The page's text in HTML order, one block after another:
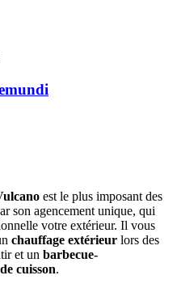
est le plus imposant des
son agencement unique, qui
votre extérieur. Il vous
chauffage extérieur lors des
et un barbecue-
cuisson.